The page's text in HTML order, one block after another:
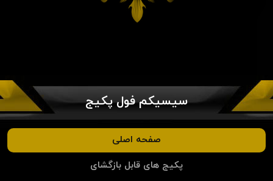
سیسیکم فول پکیج
صفحه اصلی
پکیج های قابل بازگشای